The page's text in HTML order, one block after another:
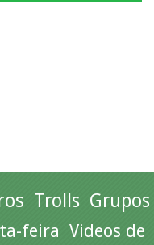
Trolls Grupos
feira Videos de